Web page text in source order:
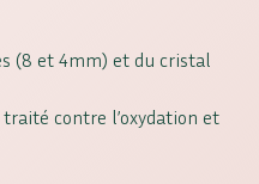
(8 et 4mm) et du cristal
contre l’oxydation et